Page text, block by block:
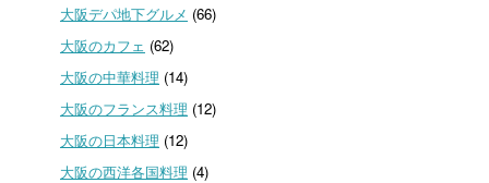
大阪デパ地下グルメ (66)
大阪のカフェ (62)
大阪の中華料理 (14)
大阪のフランス料理 (12)
大阪の日本料理 (12)
大阪の西洋各国料理 (4)